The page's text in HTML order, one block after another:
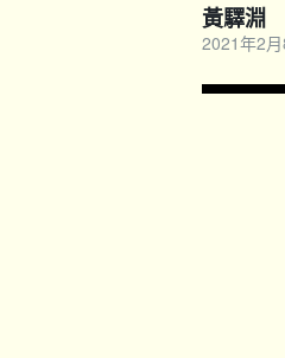
黃驛淵
2021年2